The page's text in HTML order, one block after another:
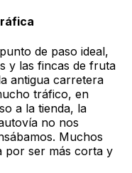
de paso ideal,
y las fincas de fruta
antigua carretera
tráfico, en
a la tienda, la
no nos
Muchos
por ser más corta y